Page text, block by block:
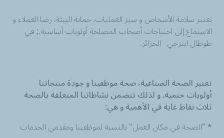
تعتبر سلامة الأشخاص و سير العمليات، حماية البيئة، رضا العملاء و
الاستماع إلى احتياجات أصحاب المصلحة أولويات أساسية.;في
طوطال اينرجي الجزائر.
تعتبر الصحة الصناعية، صحة موظفينا و جودة منتجاتنا
أولويات حتمية. و لذلك تتضمن نشاطاتنا المتعلقة بالصحة
ثلاث نقاط غاية في الأهمية و هي:
* "الصحة في مكان العمل" بالنسبة لموظفينا ومقدمي الخدمات